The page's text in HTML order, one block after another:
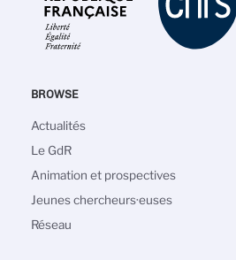
BROWSE
Navigation
principale
Actualités
Le GdR
Animation et prospectives
Jeunes chercheurs·euses
Réseau